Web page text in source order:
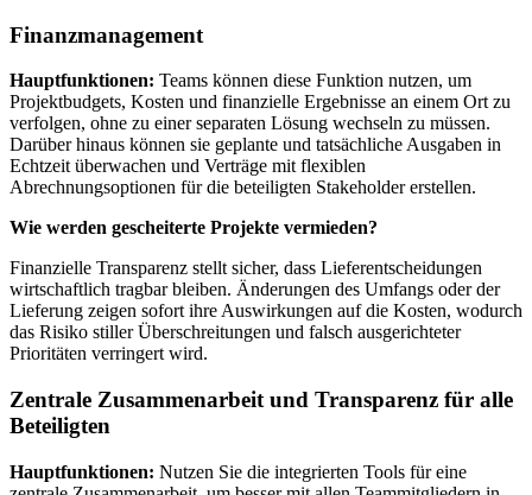
Finanzmanagement
Hauptfunktionen: Teams können diese Funktion nutzen, um
Projektbudgets, Kosten und finanzielle Ergebnisse an einem Ort zu
verfolgen, ohne zu einer separaten Lösung wechseln zu müssen.
Darüber hinaus können sie geplante und tatsächliche Ausgaben in
Echtzeit überwachen und Verträge mit flexiblen
Abrechnungsoptionen für die beteiligten Stakeholder erstellen.
Wie werden gescheiterte Projekte vermieden?
Finanzielle Transparenz stellt sicher, dass Lieferentscheidungen
wirtschaftlich tragbar bleiben. Änderungen des Umfangs oder der
Lieferung zeigen sofort ihre Auswirkungen auf die Kosten, wodurch
das Risiko stiller Überschreitungen und falsch ausgerichteter
Prioritäten verringert wird.
Zentrale Zusammenarbeit und Transparenz für alle
Beteiligten
Hauptfunktionen: Nutzen Sie die integrierten Tools für eine